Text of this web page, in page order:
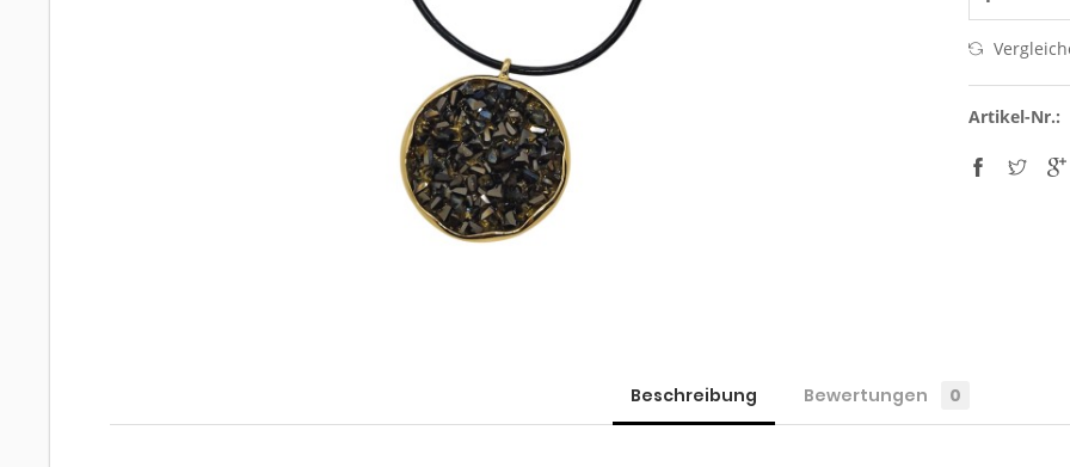
Artikel-Nr.:
Beschreibung Bewertungen 0